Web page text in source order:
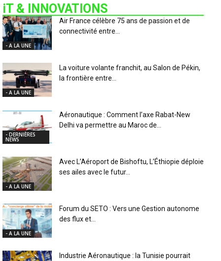
iT & INNOVATIONS
- A LA UNE
Air France célèbre 75 ans de passion et de
connectivité entre...
- A LA UNE
La voiture volante franchit, au Salon de Pékin,
la frontière entre...
- DERNIÈRES
NEWS
Aéronautique : Comment l’axe Rabat-New
Delhi va permettre au Maroc de...
- A LA UNE
Avec L’Aéroport de Bishoftu, L’Éthiopie déploie
ses ailes avec le futur...
- A LA UNE
Forum du SETO : Vers une Gestion autonome
des flux et...
Industrie Aéronautique : la Tunisie pourrait